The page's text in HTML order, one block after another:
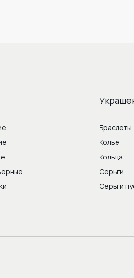
Браслеты
Колье
Кольца
Серьги
Серьги